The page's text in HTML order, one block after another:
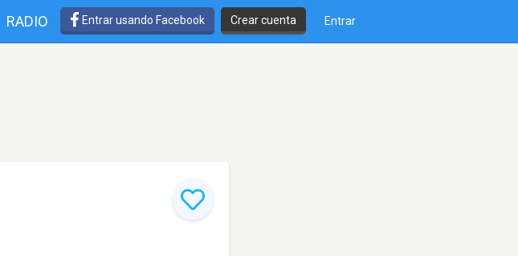
RADIO Entrar usando Facebook Crear cuenta Entrar